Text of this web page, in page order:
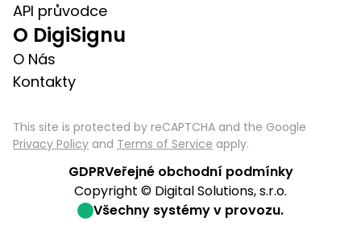
API průvodce
O DigiSignu
O Nás
Kontakty
This site is protected by reCAPTCHA and the Google
Privacy Policy and Terms of Service apply.
GDPRVeřejné obchodní podmínky
Copyright © Digital Solutions, s.r.o.
Všechny systémy v provozu.